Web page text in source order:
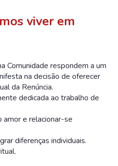
viver em
Comunidade respondem a um
na decisão de oferecer
da Renúncia.
dedicada ao trabalho de
e relacionar-se
diferenças individuais.